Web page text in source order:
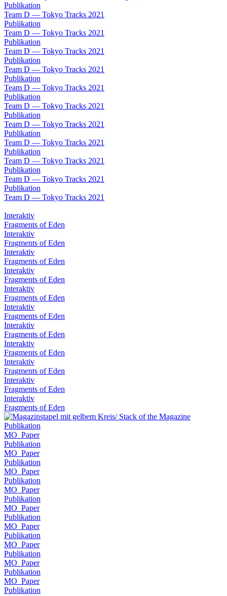
Publikation
Team D — Tokyo Tracks 2021
Publikation
Team D — Tokyo Tracks 2021
Publikation
Team D — Tokyo Tracks 2021
Publikation
Team D — Tokyo Tracks 2021
Publikation
Team D — Tokyo Tracks 2021
Publikation
Team D — Tokyo Tracks 2021
Publikation
Team D — Tokyo Tracks 2021
Publikation
Team D — Tokyo Tracks 2021
Publikation
Team D — Tokyo Tracks 2021
Publikation
Team D — Tokyo Tracks 2021
Publikation
Team D — Tokyo Tracks 2021
Interaktiv
Fragments of Eden
Interaktiv
Fragments of Eden
Interaktiv
Fragments of Eden
Interaktiv
Fragments of Eden
Interaktiv
Fragments of Eden
Interaktiv
Fragments of Eden
Interaktiv
Fragments of Eden
Interaktiv
Fragments of Eden
Interaktiv
Fragments of Eden
Interaktiv
Fragments of Eden
Interaktiv
Fragments of Eden
Publikation
MO_Paper
Publikation
MO_Paper
Publikation
MO_Paper
Publikation
MO_Paper
Publikation
MO_Paper
Publikation
MO_Paper
Publikation
MO_Paper
Publikation
MO_Paper
Publikation
MO_Paper
Publikation